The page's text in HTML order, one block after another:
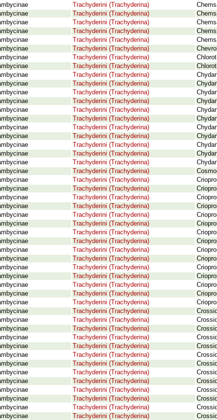
Trachyderini (Trachyderina)
Trachyderini (Trachyderina)
Trachyderini (Trachyderina)
Trachyderini (Trachyderina)
Trachyderini (Trachyderina)
Trachyderini (Trachyderina)
Trachyderini (Trachyderina)
Trachyderini (Trachyderina)
Trachyderini (Trachyderina)
Trachyderini (Trachyderina)
Trachyderini (Trachyderina)
Trachyderini (Trachyderina)
Trachyderini (Trachyderina)
Trachyderini (Trachyderina)
Trachyderini (Trachyderina)
Trachyderini (Trachyderina)
Trachyderini (Trachyderina)
Trachyderini (Trachyderina)
Trachyderini (Trachyderina)
Trachyderini (Trachyderina)
Trachyderini (Trachyderina)
Trachyderini (Trachyderina)
Trachyderini (Trachyderina)
Trachyderini (Trachyderina)
Trachyderini (Trachyderina)
Trachyderini (Trachyderina)
Trachyderini (Trachyderina)
Trachyderini (Trachyderina)
Trachyderini (Trachyderina)
Trachyderini (Trachyderina)
Trachyderini (Trachyderina)
Trachyderini (Trachyderina)
Trachyderini (Trachyderina)
Trachyderini (Trachyderina)
Trachyderini (Trachyderina)
Trachyderini (Trachyderina)
Trachyderini (Trachyderina)
Trachyderini (Trachyderina)
Trachyderini (Trachyderina)
Trachyderini (Trachyderina)
Trachyderini (Trachyderina)
Trachyderini (Trachyderina)
Trachyderini (Trachyderina)
Trachyderini (Trachyderina)
Trachyderini (Trachyderina)
Trachyderini (Trachyderina)
Trachyderini (Trachyderina)
Trachyderini (Trachyderina)